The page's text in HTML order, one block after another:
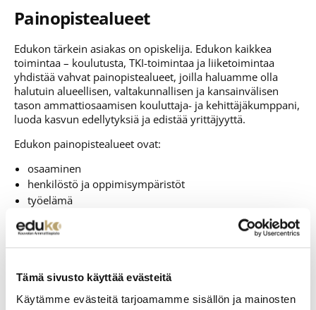
Tämä sivusto käyttää evästeitä
Käytämme evästeitä tarjoamamme sisällön ja mainosten
Painopistealueet
Edukon tärkein asiakas on opiskelija. Edukon kaikkea
toimintaa – koulutusta, TKI-toimintaa ja liiketoimintaa
yhdistää vahvat painopistealueet, joilla haluamme olla
halutuin alueellisen, valtakunnallisen ja kansainvälisen
tason ammattiosaamisen kouluttaja- ja kehittäjäkumppani,
luoda kasvun edellytyksiä ja edistää yrittäjyyttä.
Edukon painopistealueet ovat:
osaaminen
henkilöstö ja oppimisympäristöt
työelämä
Toiminta-alueen työvoimatarpeeseen ja väestökehitykseen
Haasteita ovat esimerkiksi muun kuin tutkintoon johtavan
koulutuksen lisääminen jatkuvana oppimisena ja TKI-
toiminnan vaikuttavuuden kasvattaminen.